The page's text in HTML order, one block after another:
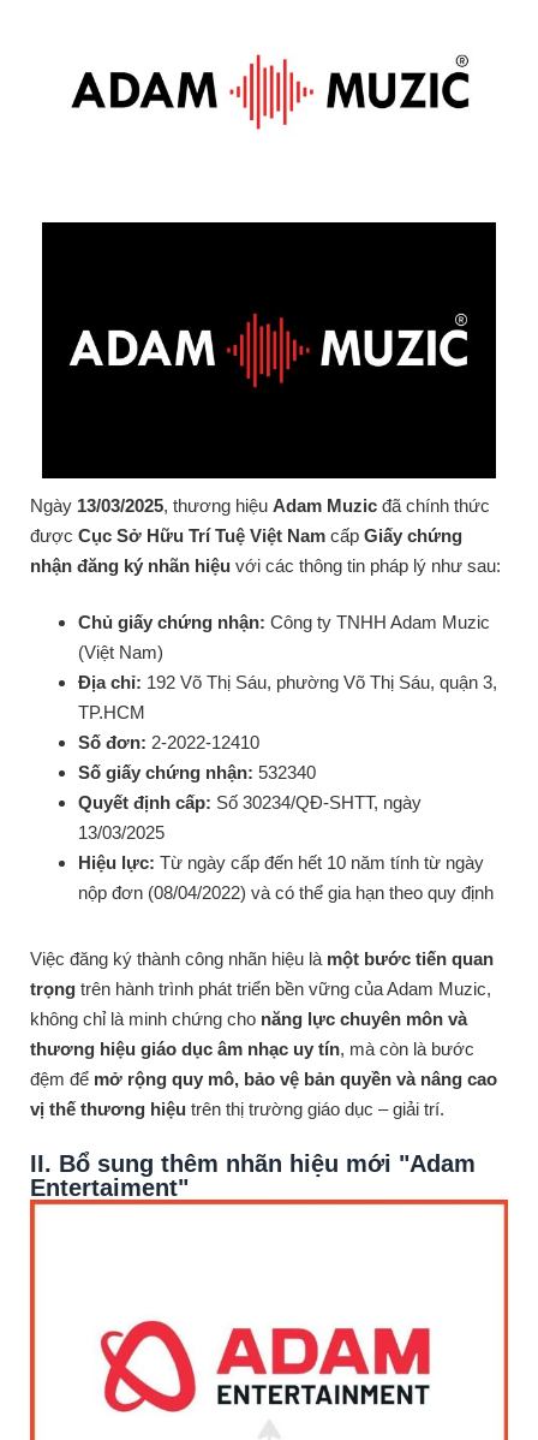
Ngày 13/03/2025, thương hiệu Adam Muzic đã chính thức
được Cục Sở Hữu Trí Tuệ Việt Nam cấp Giấy chứng
nhận đăng ký nhãn hiệu với các thông tin pháp lý như sau:
Chủ giấy chứng nhận: Công ty TNHH Adam Muzic
(Việt Nam)
Địa chỉ: 192 Võ Thị Sáu, phường Võ Thị Sáu, quận 3,
TP.HCM
Số đơn: 2-2022-12410
Số giấy chứng nhận: 532340
Quyết định cấp: Số 30234/QĐ-SHTT, ngày
13/03/2025
Hiệu lực: Từ ngày cấp đến hết 10 năm tính từ ngày
nộp đơn (08/04/2022) và có thể gia hạn theo quy định
Việc đăng ký thành công nhãn hiệu là một bước tiến quan
trọng trên hành trình phát triển bền vững của Adam Muzic,
không chỉ là minh chứng cho năng lực chuyên môn và
thương hiệu giáo dục âm nhạc uy tín, mà còn là bước
đệm để mở rộng quy mô, bảo vệ bản quyền và nâng cao
vị thế thương hiệu trên thị trường giáo dục – giải trí.
II. Bổ sung thêm nhãn hiệu mới "Adam
Entertaiment"